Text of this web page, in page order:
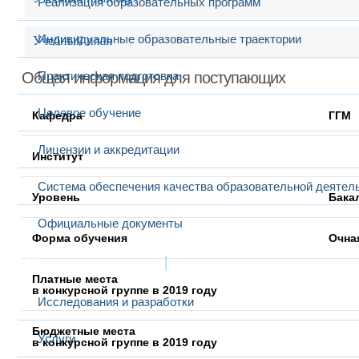
Индивидуальные образовательные траектории
Практическая подготовка
Целевое обучение
Лицензии и аккредитации
Система обеспечения качества образовательной
Официальные документы
Наука и инновации
Исследования и разработки
Услуги
Учебный план
Общая информация для поступающих
Кафедра ГГМ
Институт
Уровень
Форма обучения
Платные места
в конкурсной группе в 2019 году
Бюджетные места
в конкурсной группе в 2019 году